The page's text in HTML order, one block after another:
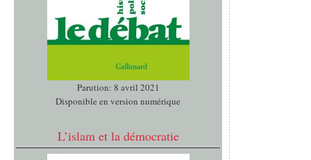
Parution: 8 avril 2021
Disponible en version numérique
L’islam et la démocratie